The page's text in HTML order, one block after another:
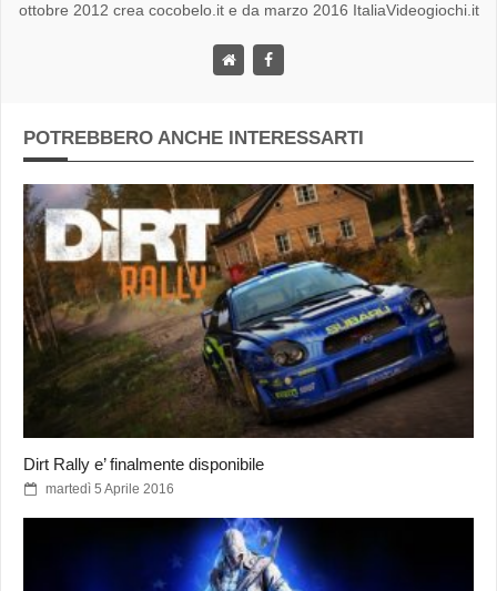
ottobre 2012 crea cocobelo.it e da marzo 2016 ItaliaVideogiochi.it
POTREBBERO ANCHE INTERESSARTI
Dirt Rally e’ finalmente disponibile
martedì 5 Aprile 2016